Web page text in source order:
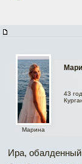
Марина
43
Ира,